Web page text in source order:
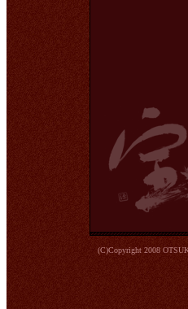
(C)Copyright 2008